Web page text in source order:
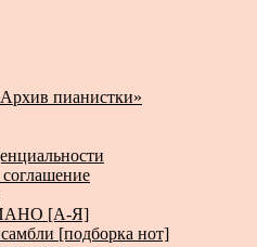
музыка, статьи…
пианистки»
соглашение
[А-Я]
[подборка нот]